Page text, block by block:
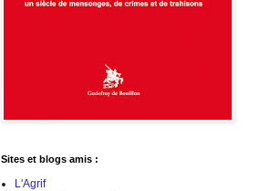
Sites et blogs amis :
L'Agrif